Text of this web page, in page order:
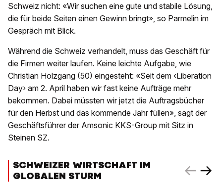
Schweiz nicht: «Wir suchen eine gute und stabile Lösung,
die für beide Seiten einen Gewinn bringt», so Parmelin im
Gespräch mit Blick.
Während die Schweiz verhandelt, muss das Geschäft für
die Firmen weiter laufen. Keine leichte Aufgabe, wie
Christian Holzgang (50) eingesteht: «Seit dem ‹Liberation
Day› am 2. April haben wir fast keine Aufträge mehr
bekommen. Dabei müssten wir jetzt die Auftragsbücher
für den Herbst und das kommende Jahr füllen», sagt der
Geschäftsführer der Amsonic KKS-Group mit Sitz in
Steinen SZ.
SCHWEIZER WIRTSCHAFT IM
GLOBALEN STURM